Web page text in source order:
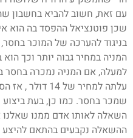
עם זאת, חשוב להביא בחשבון
שכן פוטנציאל ההפסד בה הוא
בניגוד להערכה של המוכר
המניה במחיר גבוה יותר וכך
שמכר בחסר. כמו כן, בעת
השאלה לאותו אדם ממנו שאלנו
ההשאלה נקבעים בהתאם להיצע